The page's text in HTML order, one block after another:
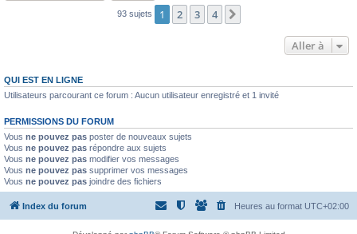
93 sujets 1 2 3 4
Aller à
QUI EST EN LIGNE
Utilisateurs parcourant ce forum : Aucun utilisateur enregistré et 1 invité
PERMISSIONS DU FORUM
Vous ne pouvez pas poster de nouveaux sujets
Vous ne pouvez pas répondre aux sujets
Vous ne pouvez pas modifier vos messages
Vous ne pouvez pas supprimer vos messages
Vous ne pouvez pas joindre des fichiers
Index du forum Heures au format UTC+02:00